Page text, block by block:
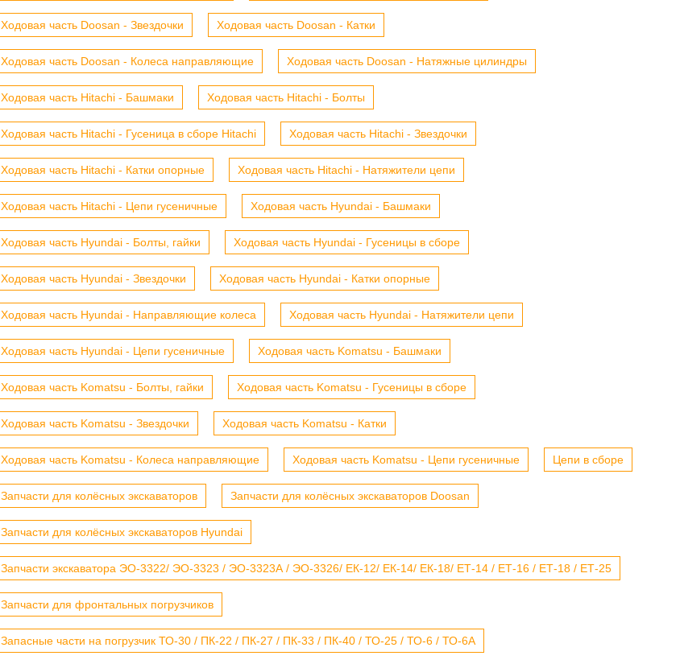
Ходовая часть Doosan - Звездочки Ходовая часть Doosan - Катки
Ходовая часть Doosan - Колеса направляющие Ходовая часть Doosan - Натяжные цилиндры
Ходовая часть Hitachi - Башмаки Ходовая часть Hitachi - Болты
Ходовая часть Hitachi - Гусеница в сборе Hitachi Ходовая часть Hitachi - Звездочки
Ходовая часть Hitachi - Катки опорные Ходовая часть Hitachi - Натяжители цепи
Ходовая часть Hitachi - Цепи гусеничные Ходовая часть Hyundai - Башмаки
Ходовая часть Hyundai - Болты, гайки Ходовая часть Hyundai - Гусеницы в сборе
Ходовая часть Hyundai - Звездочки Ходовая часть Hyundai - Катки опорные
Ходовая часть Hyundai - Направляющие колеса Ходовая часть Hyundai - Натяжители цепи
Ходовая часть Hyundai - Цепи гусеничные Ходовая часть Komatsu - Башмаки
Ходовая часть Komatsu - Болты, гайки Ходовая часть Komatsu - Гусеницы в сборе
Ходовая часть Komatsu - Звездочки Ходовая часть Komatsu - Катки
Ходовая часть Komatsu - Колеса направляющие Ходовая часть Komatsu - Цепи гусеничные Цепи в сборе
Запчасти для колёсных экскаваторов Запчасти для колёсных экскаваторов Doosan
Запчасти для колёсных экскаваторов Hyundai
Запчасти экскаватора ЭО-3322/ ЭО-3323 / ЭО-3323А / ЭО-3326/ ЕК-12/ ЕК-14/ ЕК-18/ ЕТ-14 / ЕТ-16 / ЕТ-18 / ЕТ-25
Запчасти для фронтальных погрузчиков
Запасные части на погрузчик ТО-30 / ПК-22 / ПК-27 / ПК-33 / ПК-40 / ТО-25 / ТО-6 / ТО-6А